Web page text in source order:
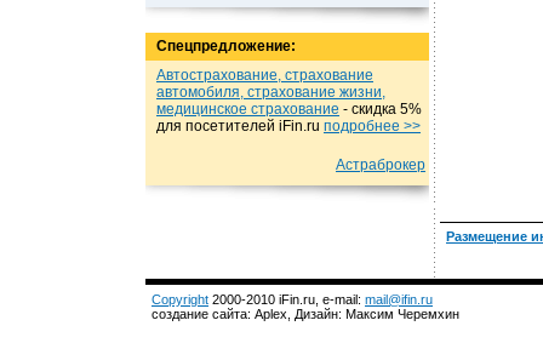
Спецпредложение:
Автострахование, страхование
автомобиля, страхование жизни,
медицинское страхование - cкидка 5%
для посетителей iFin.ru подробнеe >>
Астраброкер
Размещение
Copyright 2000-2010 iFin.ru, e-mail: mail@ifin.ru
создание сайта: Aplex, Дизайн: Максим Черемхин